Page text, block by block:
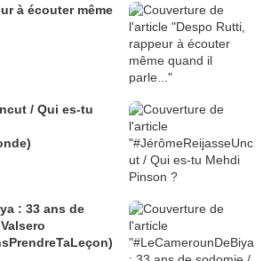
à écouter même
/ Qui es-tu
: 33 ans de